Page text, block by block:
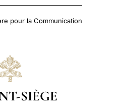
pour la Communication
SIÈGE